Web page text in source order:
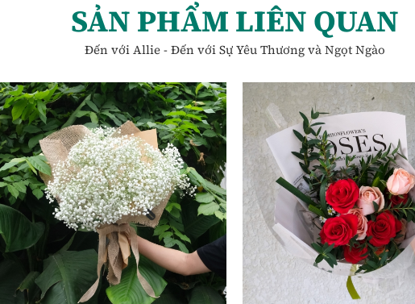
SẢN PHẨM LIÊN QUAN
Đến với Allie - Đến với Sự Yêu Thương và Ngọt Ngào